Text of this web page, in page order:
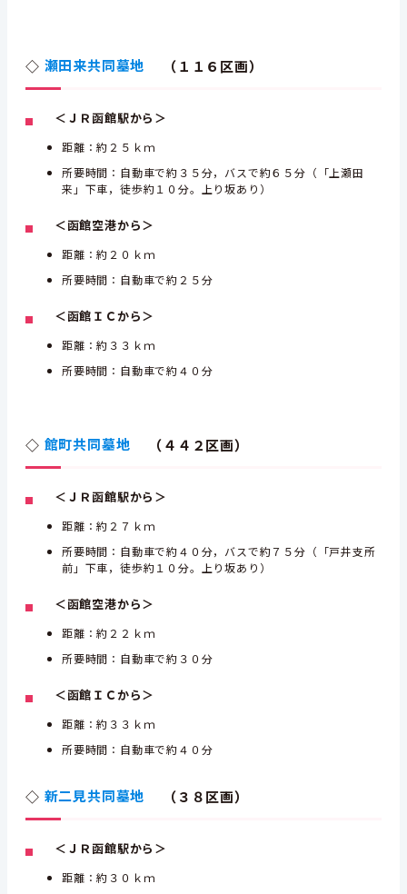
◇ 瀬田来共同墓地 （１１６区画）
＜ＪＲ函館駅から＞
距離：約２５ｋｍ
所要時間：自動車で約３５分，バスで約６５分（「上瀬田
来」下車，徒歩約１０分。上り坂あり）
＜函館空港から＞
距離：約２０ｋｍ
所要時間：自動車で約２５分
＜函館ＩＣから＞
距離：約３３ｋｍ
所要時間：自動車で約４０分
◇ 館町共同墓地 （４４２区画）
＜ＪＲ函館駅から＞
距離：約２７ｋｍ
所要時間：自動車で約４０分，バスで約７５分（「戸井支所
前」下車，徒歩約１０分。上り坂あり）
＜函館空港から＞
距離：約２２ｋｍ
所要時間：自動車で約３０分
＜函館ＩＣから＞
距離：約３３ｋｍ
所要時間：自動車で約４０分
◇ 新二見共同墓地 （３８区画）
＜ＪＲ函館駅から＞
距離：約３０ｋｍ